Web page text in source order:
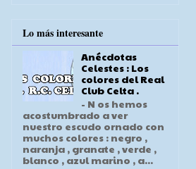
Lo más interesante
Anécdotas
Celestes : Los
colores del Real
Club Celta .
- N os hemos
acostumbrado a ver
nuestro escudo ornado con
muchos colores : negro ,
naranja , granate , verde ,
blanco , azul marino , a...